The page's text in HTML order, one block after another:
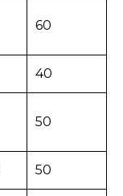
60
40
50
50